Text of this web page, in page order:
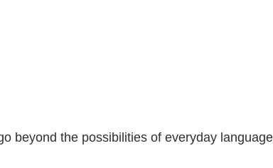
beyond the possibilities of everyday